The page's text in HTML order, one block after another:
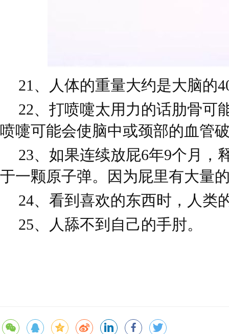
21、人体的重量大约是大脑的
22、打喷嚏太用力的话肋骨可
喷嚏可能会使脑中或颈部的血管
23、如果连续放屁6年9个月，
于一颗原子弹。因为屁里有大量
24、看到喜欢的东西时，人类
25、人舔不到自己的手肘。